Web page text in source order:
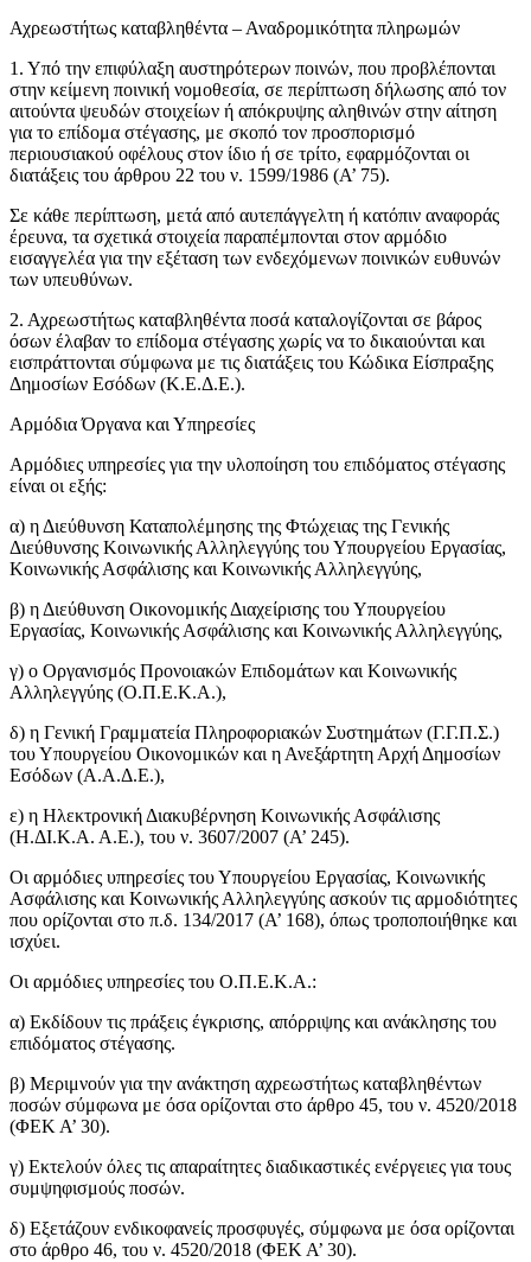
Αχρεωστήτως καταβληθέντα – Αναδρομικότητα πληρωμών
1. Υπό την επιφύλαξη αυστηρότερων ποινών, που προβλέπονται
στην κείμενη ποινική νομοθεσία, σε περίπτωση δήλωσης από τον
αιτούντα ψευδών στοιχείων ή απόκρυψης αληθινών στην αίτηση
για το επίδομα στέγασης, με σκοπό τον προσπορισμό
περιουσιακού οφέλους στον ίδιο ή σε τρίτο, εφαρμόζονται οι
διατάξεις του άρθρου 22 του ν. 1599/1986 (Α’ 75).
Σε κάθε περίπτωση, μετά από αυτεπάγγελτη ή κατόπιν αναφοράς
έρευνα, τα σχετικά στοιχεία παραπέμπονται στον αρμόδιο
εισαγγελέα για την εξέταση των ενδεχόμενων ποινικών ευθυνών
των υπευθύνων.
2. Αχρεωστήτως καταβληθέντα ποσά καταλογίζονται σε βάρος
όσων έλαβαν το επίδομα στέγασης χωρίς να το δικαιούνται και
εισπράττονται σύμφωνα με τις διατάξεις του Κώδικα Είσπραξης
Δημοσίων Εσόδων (Κ.Ε.Δ.Ε.).
Αρμόδια Όργανα και Υπηρεσίες
Αρμόδιες υπηρεσίες για την υλοποίηση του επιδόματος στέγασης
είναι οι εξής:
α) η Διεύθυνση Καταπολέμησης της Φτώχειας της Γενικής
Διεύθυνσης Κοινωνικής Αλληλεγγύης του Υπουργείου Εργασίας,
Κοινωνικής Ασφάλισης και Κοινωνικής Αλληλεγγύης,
β) η Διεύθυνση Οικονομικής Διαχείρισης του Υπουργείου
Εργασίας, Κοινωνικής Ασφάλισης και Κοινωνικής Αλληλεγγύης,
γ) ο Οργανισμός Προνοιακών Επιδομάτων και Κοινωνικής
Αλληλεγγύης (Ο.Π.Ε.Κ.Α.),
δ) η Γενική Γραμματεία Πληροφοριακών Συστημάτων (Γ.Γ.Π.Σ.)
του Υπουργείου Οικονομικών και η Ανεξάρτητη Αρχή Δημοσίων
Εσόδων (Α.Α.Δ.Ε.),
ε) η Ηλεκτρονική Διακυβέρνηση Κοινωνικής Ασφάλισης
(Η.ΔΙ.Κ.Α. Α.Ε.), του ν. 3607/2007 (Α’ 245).
Οι αρμόδιες υπηρεσίες του Υπουργείου Εργασίας, Κοινωνικής
Ασφάλισης και Κοινωνικής Αλληλεγγύης ασκούν τις αρμοδιότητες
που ορίζονται στο π.δ. 134/2017 (Α’ 168), όπως τροποποιήθηκε και
ισχύει.
Οι αρμόδιες υπηρεσίες του Ο.Π.Ε.Κ.Α.:
α) Εκδίδουν τις πράξεις έγκρισης, απόρριψης και ανάκλησης του
επιδόματος στέγασης.
β) Μεριμνούν για την ανάκτηση αχρεωστήτως καταβληθέντων
ποσών σύμφωνα με όσα ορίζονται στο άρθρο 45, του ν. 4520/2018
(ΦΕΚ Α’ 30).
γ) Εκτελούν όλες τις απαραίτητες διαδικαστικές ενέργειες για τους
συμψηφισμούς ποσών.
δ) Εξετάζουν ενδικοφανείς προσφυγές, σύμφωνα με όσα ορίζονται
στο άρθρο 46, του ν. 4520/2018 (ΦΕΚ Α’ 30).